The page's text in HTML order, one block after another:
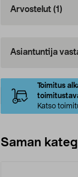
Arvostelut (1)
Asiantuntija
Toimitus
Katso
Saman